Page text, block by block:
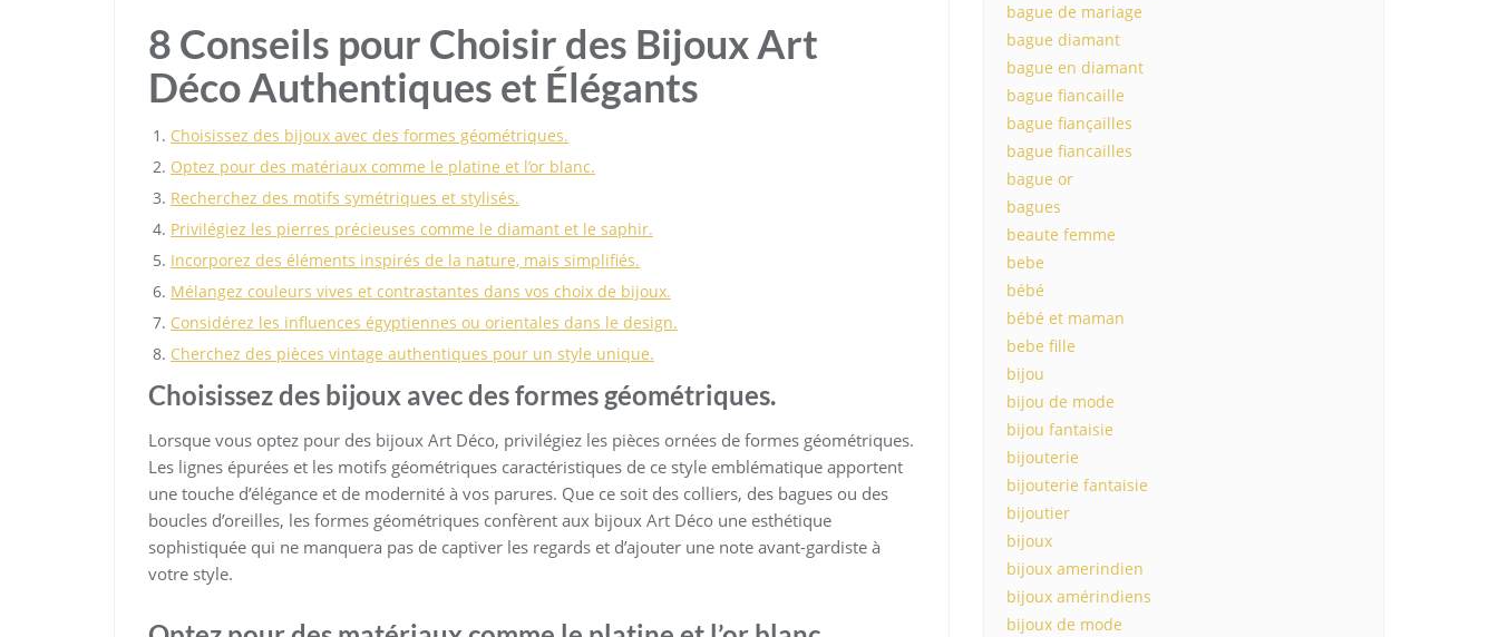
8 Conseils pour Choisir des Bijoux Art
Déco Authentiques et Élégants
Choisissez des bijoux avec des formes géométriques.
Optez pour des matériaux comme le platine et l’or blanc.
Recherchez des motifs symétriques et stylisés.
Privilégiez les pierres précieuses comme le diamant et le saphir.
Incorporez des éléments inspirés de la nature, mais simplifiés.
Mélangez couleurs vives et contrastantes dans vos choix de bijoux.
Considérez les influences égyptiennes ou orientales dans le design.
Cherchez des pièces vintage authentiques pour un style unique.
Choisissez des bijoux avec des formes géométriques.
Lorsque vous optez pour des bijoux Art Déco, privilégiez les pièces ornées de formes géométriques.
Les lignes épurées et les motifs géométriques caractéristiques de ce style emblématique apportent
une touche d’élégance et de modernité à vos parures. Que ce soit des colliers, des bagues ou des
boucles d’oreilles, les formes géométriques confèrent aux bijoux Art Déco une esthétique
sophistiquée qui ne manquera pas de captiver les regards et d’ajouter une note avant-gardiste à
votre style.
bague de mariage
bague diamant
bague en diamant
bague fiancaille
bague fiançailles
bague fiancailles
bague or
bagues
beaute femme
bebe
bébé
bébé et maman
bebe fille
bijou
bijou de mode
bijou fantaisie
bijouterie
bijouterie fantaisie
bijoutier
bijoux
bijoux amerindien
bijoux amérindiens
bijoux de mode